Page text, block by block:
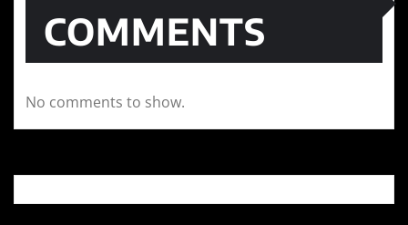
COMMENTS
No comments to show.